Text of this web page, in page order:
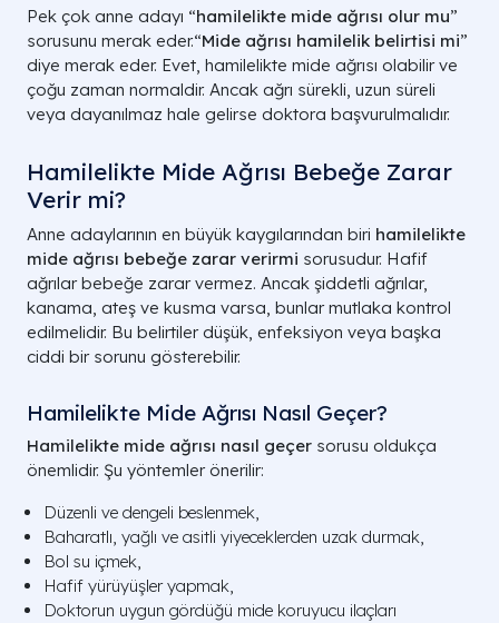
Pek çok anne adayı “hamilelikte mide ağrısı olur mu”
sorusunu merak eder.“Mide ağrısı hamilelik belirtisi mi”
diye merak eder. Evet, hamilelikte mide ağrısı olabilir ve
çoğu zaman normaldir. Ancak ağrı sürekli, uzun süreli
veya dayanılmaz hale gelirse doktora başvurulmalıdır.
Hamilelikte Mide Ağrısı Bebeğe Zarar
Verir mi?
Anne adaylarının en büyük kaygılarından biri hamilelikte
mide ağrısı bebeğe zarar verirmi sorusudur. Hafif
ağrılar bebeğe zarar vermez. Ancak şiddetli ağrılar,
kanama, ateş ve kusma varsa, bunlar mutlaka kontrol
edilmelidir. Bu belirtiler düşük, enfeksiyon veya başka
ciddi bir sorunu gösterebilir.
Hamilelikte Mide Ağrısı Nasıl Geçer?
Hamilelikte mide ağrısı nasıl geçer sorusu oldukça
önemlidir. Şu yöntemler önerilir:
Düzenli ve dengeli beslenmek,
Baharatlı, yağlı ve asitli yiyeceklerden uzak durmak,
Bol su içmek,
Hafif yürüyüşler yapmak,
Doktorun uygun gördüğü mide koruyucu ilaçları